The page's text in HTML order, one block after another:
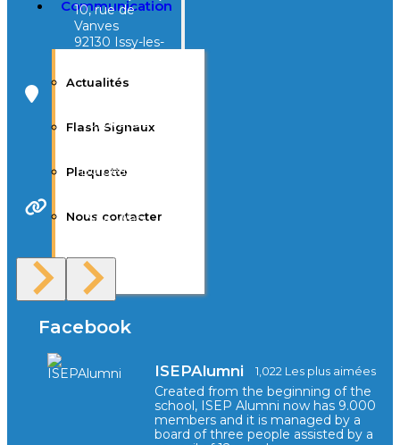
Communication
Actualités
Flash Signaux
Plaquette
Nous contacter
F.A.Q
10, rue de
Vanves
92130 Issy-les-
40, avenue
d’Eysines
Bordeaux
Site Web
Facebook
ISEPAlumni 1,022 Les plus aimées
Created from the beginning of the
school, ISEP Alumni now has 9.000
members and it is managed by a
board of three people assisted by a